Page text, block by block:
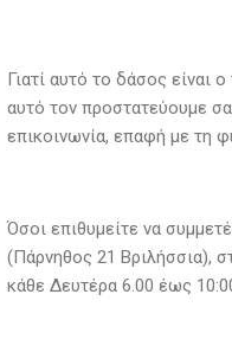
Γιατί αυτό το δάσος είναι
αυτό τον προστατεύουμε
επικοινωνία, επαφή με τη
Όσοι επιθυμείτε να
(Πάρνηθος 21 Βριλήσσια),
κάθε Δευτέρα 6.00 έως